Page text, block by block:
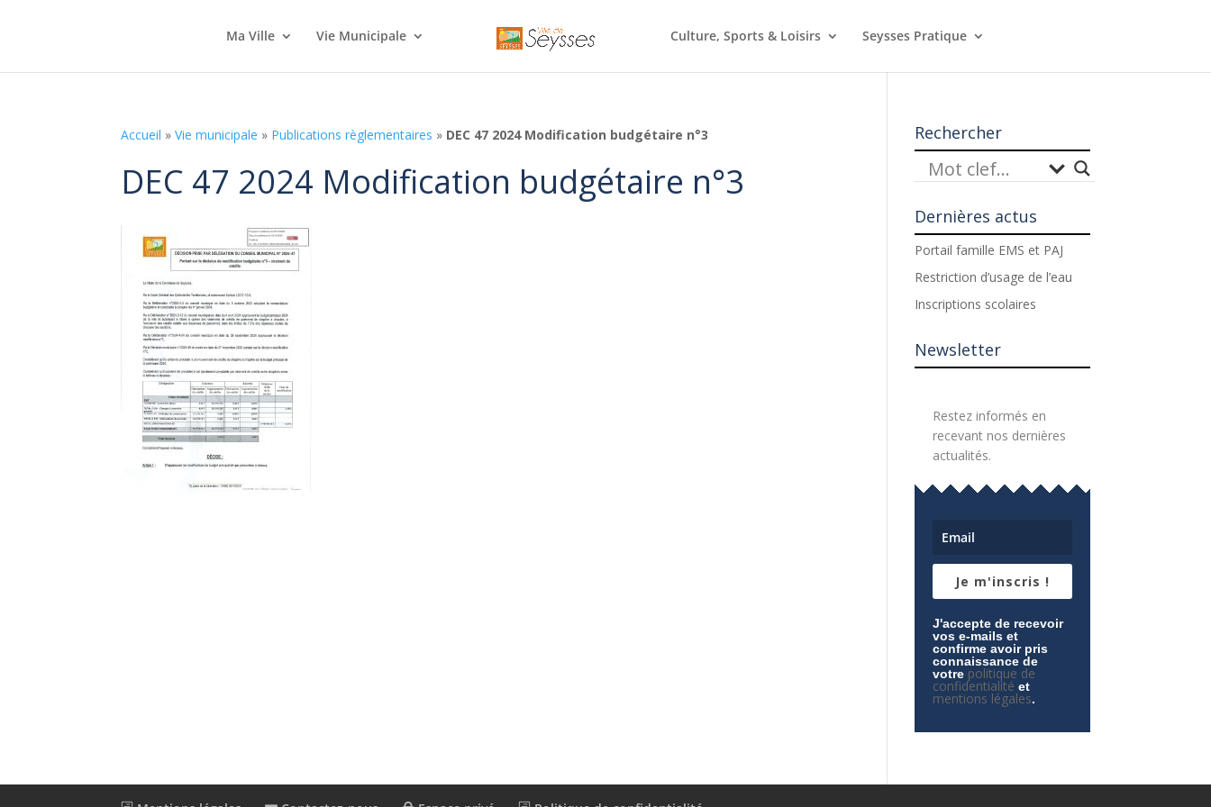
Ma Ville Vie Municipale Culture, Sports & Loisirs Seysses Pratique
Accueil »Vie municipale » Publications règlementaires » DEC 47 2024 Modification budgétaire n°3
DEC 47 2024 Modification budgétaire n°3
Rechercher
Dernières actus
Portail famille EMS et PAJ
Restriction d’usage de l’eau
Inscriptions scolaires
Newsletter
Restez informés en
recevant nos dernières
actualités.
Je m'inscris !
J'accepte de recevoir
vos e-mails et
confirme avoir pris
connaissance de
votre politique de
confidentialité et
mentions légales.